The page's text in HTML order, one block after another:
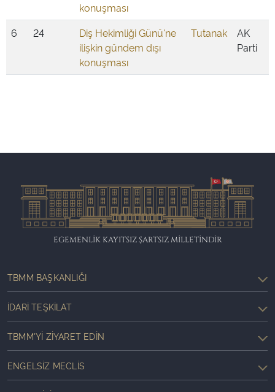
konuşması
6 24
Diş Hekimliği Günü'ne
ilişkin gündem dışı
konuşması
Tutanak
AK
Parti
EGEMENLİK KAYITSIZ ŞARTSIZ MİLLETİNDİR
TBMM BAŞKANLIĞI
İDARI TEŞKILAT
TBMM'YI ZIYARET EDIN
ENGELSIZ MECLIS